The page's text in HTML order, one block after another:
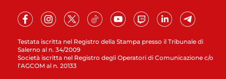
Testata iscritta nel Registro della Stampa presso il Tribunale di
Salerno al n. 34/2009
Società iscritta nel Registro degli Operatori di Comunicazione c/o
l’AGCOM al n. 20133